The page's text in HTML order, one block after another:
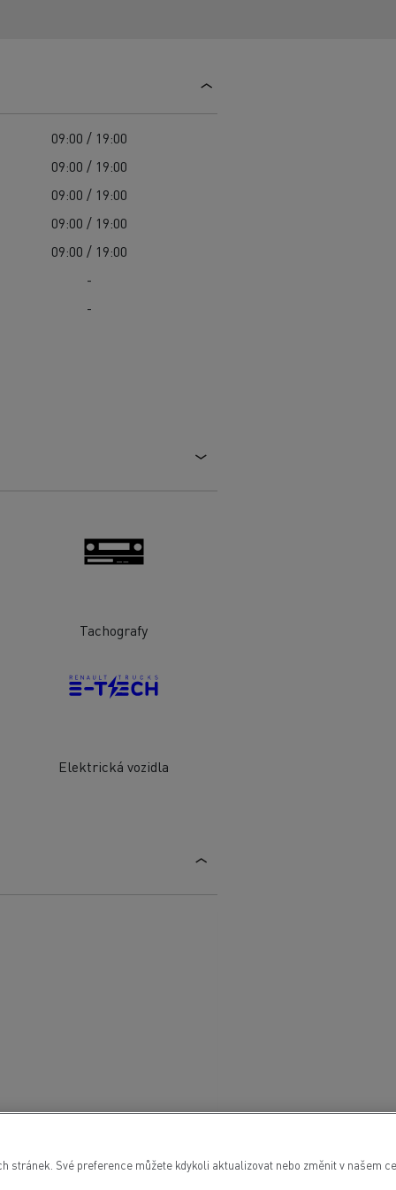
09:00 / 19:00
09:00 / 19:00
09:00 / 19:00
09:00 / 19:00
09:00 / 19:00
-
-
Tachografy
Elektrická vozidla
Své preference můžete kdykoli aktualizovat nebo změnit v